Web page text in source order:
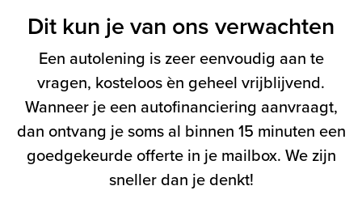
Dit kun je van ons verwachten
Een autolening is zeer eenvoudig aan te
vragen, kosteloos èn geheel vrijblijvend.
Wanneer je een autofinanciering aanvraagt,
dan ontvang je soms al binnen 15 minuten een
goedgekeurde offerte in je mailbox. We zijn
sneller dan je denkt!